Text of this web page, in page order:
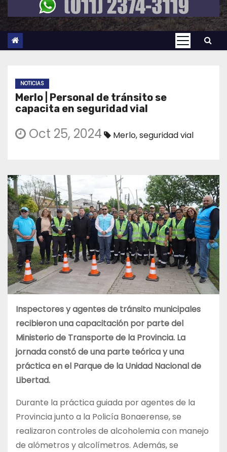
NOTICIAS
Merlo | Personal de tránsito se
capacita en seguridad vial
Oct 25, 2024 Merlo,seguridad vial
Inspectores y agentes de tránsito municipales
recibieron una capacitación por parte del
Ministerio de Transporte de la Provincia. La
jornada constó de una parte teórica y una
práctica en el Parque de la Unidad Nacional de
Libertad.
Durante la práctica guiada por agentes de la
Provincia junto a la Policía Bonaerense, se
realizaron controles de alcoholemia con manejo
de alómetros y alcolímetros. Además, se